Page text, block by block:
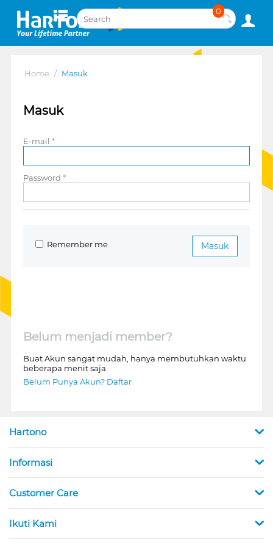
0
Home / Masuk
Masuk
E-mail
Password
Masuk
Remember me
Belum menjadi member?
Buat Akun sangat mudah, hanya membutuhkan waktu
beberapa menit saja.
Belum Punya Akun? Daftar
Hartono
Informasi
Customer Care
Ikuti Kami